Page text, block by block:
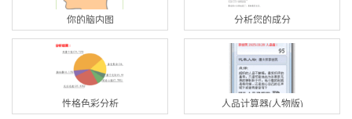
你的脑内图 分析您的成分
性格色彩分析 人品计算器(人物版)